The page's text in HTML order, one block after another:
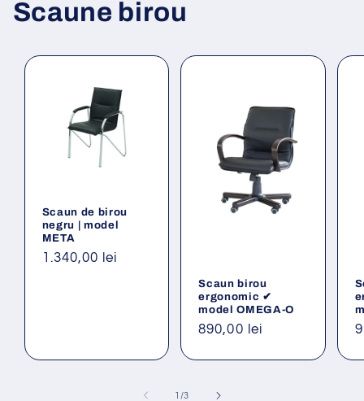
Scaune birou
Scaun de birou
negru | model
META
Preț
1.340,00 lei
Scaun birou
ergonomic ✔
model OMEGA-O
Preț
890,00 lei
1 /din
3